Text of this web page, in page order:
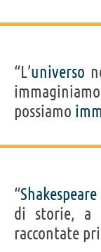
“L’universo
possiamo
“Shakespeare
di storie, a
raccontate